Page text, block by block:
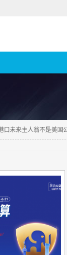
口未来主人翁不是美国